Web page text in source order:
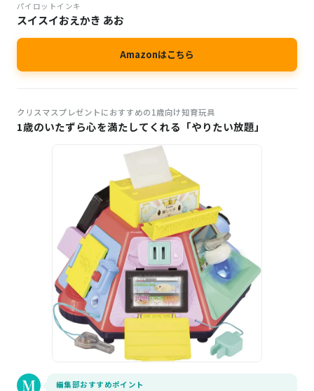
パイロットインキ
スイスイおえかき あお
Amazonはこちら
クリスマスプレゼントにおすすめの1歳向け知育玩具
1歳のいたずら心を満たしてくれる「やりたい放題」
編集部おすすめポイント